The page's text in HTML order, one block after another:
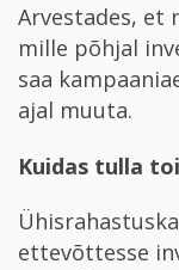
Arvestades, et
mille põhjal
saa
ajal muuta.
Kuidas tulla
ettevõttesse